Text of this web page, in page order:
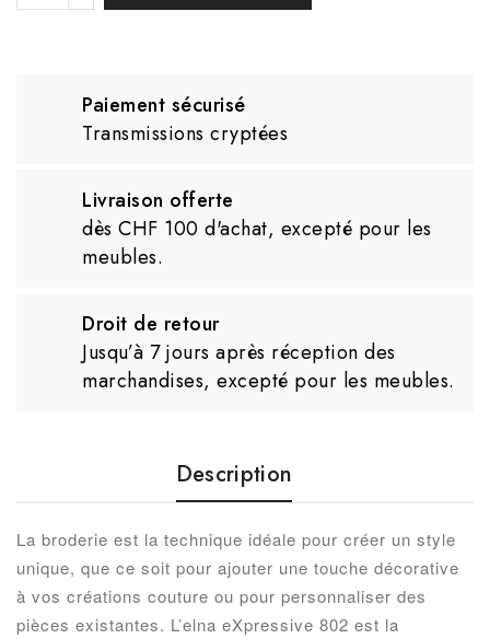
Paiement sécurisé
Transmissions cryptées
Livraison offerte
dès CHF 100 d'achat, excepté pour les
meubles.
Droit de retour
Jusqu’à 7 jours après réception des
marchandises, excepté pour les meubles.
Description
La broderie est la technique idéale pour créer un style
unique, que ce soit pour ajouter une touche décorative
à vos créations couture ou pour personnaliser des
pièces existantes. L’elna eXpressive 802 est la